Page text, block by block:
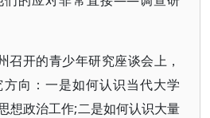
召开的青少年研究座谈会上，
向：一是如何认识当代大学
想政治工作;二是如何认识大量